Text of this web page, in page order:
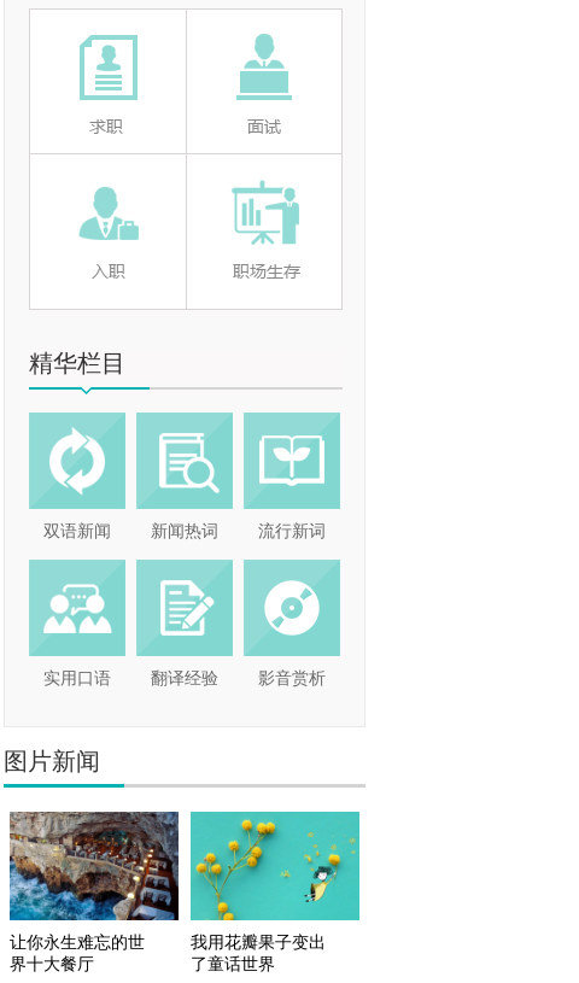
精华栏目
双语新闻 新闻热词 流行新词
实用口语 翻译经验 影音赏析
图片新闻
让你永生难忘的世
界十大餐厅
我用花瓣果子变出
了童话世界